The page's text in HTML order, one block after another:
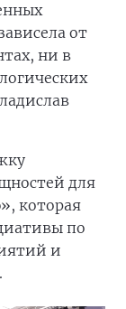
от
ни в
для
которая
по
и